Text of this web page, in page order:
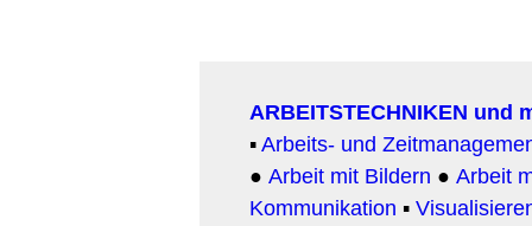
ARBEITSTECHNIKEN und
▪Arbeits- und
● Arbeit mit Bildern ● Arbeit
Kommunikation ▪